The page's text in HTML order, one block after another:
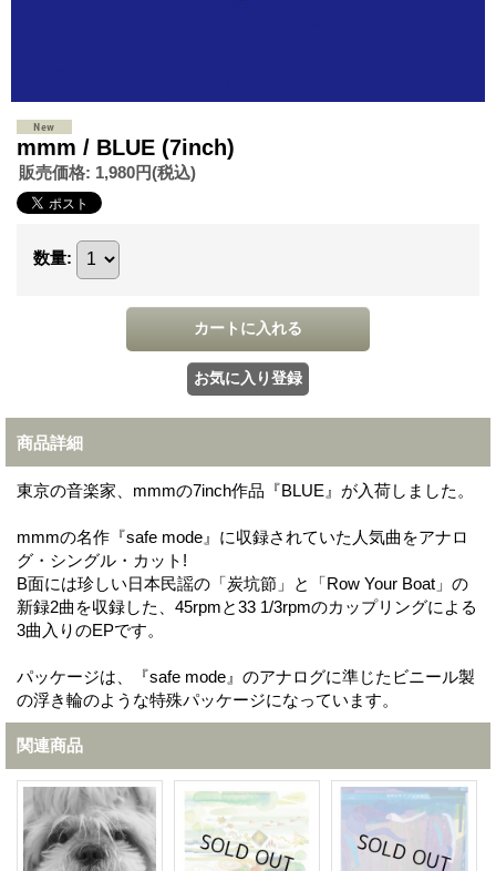
mmm / BLUE (7inch)
販売価格: 1,980円(税込)
数量:
商品詳細
東京の音楽家、mmmの7inch作品『BLUE』が入荷しました。
mmmの名作『safe mode』に収録されていた人気曲をアナロ
グ・シングル・カット!
B面には珍しい日本民謡の「炭坑節」と「Row Your Boat」の
新録2曲を収録した、45rpmと33 1/3rpmのカップリングによる
3曲入りのEPです。
パッケージは、『safe mode』のアナログに準じたビニール製
の浮き輪のような特殊パッケージになっています。
関連商品